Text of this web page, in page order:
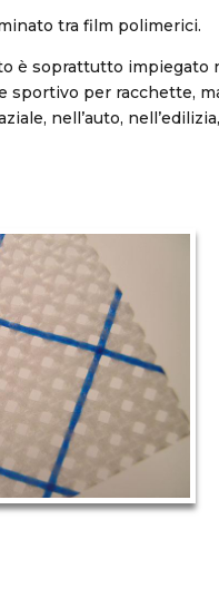
tra film polimerici.
è soprattutto impiegato
sportivo per racchette,
nell’auto,